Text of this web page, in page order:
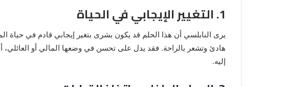
1. التغيير الإيجابي في الحياة
يرى النابلسي أن هذا الحلم قد يكون بشرى بتغير إيجابي قادم في
هادئ وتشعر بالراحة. فقد يدل على تحسن في وضعها المالي أو
إليه.